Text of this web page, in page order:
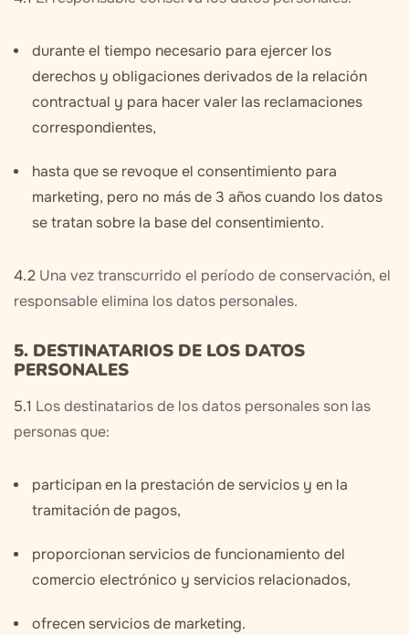
durante el tiempo necesario para ejercer los
derechos y obligaciones derivados de la relación
contractual y para hacer valer las reclamaciones
correspondientes,
hasta que se revoque el consentimiento para
marketing, pero no más de 3 años cuando los datos
se tratan sobre la base del consentimiento.
4.2 Una vez transcurrido el período de conservación, el
responsable elimina los datos personales.
5. DESTINATARIOS DE LOS DATOS
PERSONALES
5.1 Los destinatarios de los datos personales son las
personas que:
participan en la prestación de servicios y en la
tramitación de pagos,
proporcionan servicios de funcionamiento del
comercio electrónico y servicios relacionados,
ofrecen servicios de marketing.